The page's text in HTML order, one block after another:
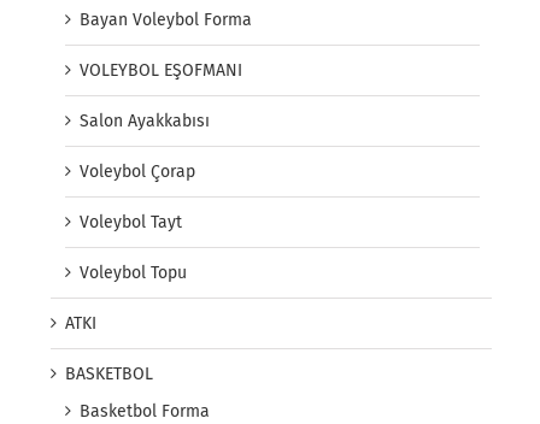
Bayan Voleybol Forma
VOLEYBOL EŞOFMANI
Salon Ayakkabısı
Voleybol Çorap
Voleybol Tayt
Voleybol Topu
ATKI
BASKETBOL
Basketbol Forma